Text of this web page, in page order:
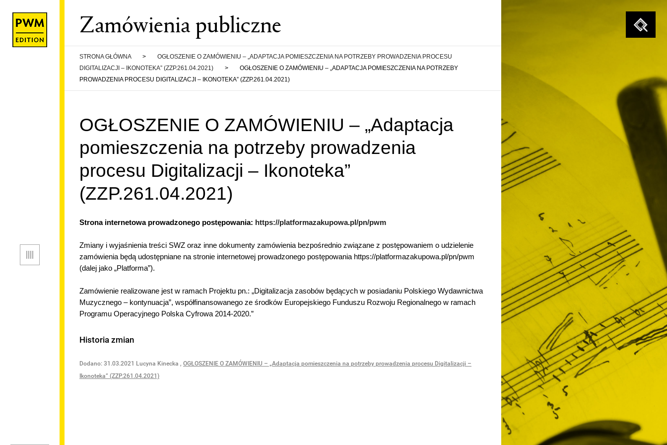
Menu
Szukaj
Zamówienia publiczne
STRONA GŁÓWNA >
OGŁOSZENIE O ZAMÓWIENIU – „ADAPTACJA POMIESZCZENIA NA POTRZEBY PROWADZENIA PROCESU
DIGITALIZACJI – IKONOTEKA” (ZZP.261.04.2021)
>
OGŁOSZENIE O ZAMÓWIENIU – „ADAPTACJA POMIESZCZENIA NA POTRZEBY
PROWADZENIA PROCESU DIGITALIZACJI – IKONOTEKA” (ZZP.261.04.2021)
OGŁOSZENIE O ZAMÓWIENIU – „Adaptacja
pomieszczenia na potrzeby prowadzenia
procesu Digitalizacji – Ikonoteka”
(ZZP.261.04.2021)
Strona internetowa prowadzonego postępowania: https://platformazakupowa.pl/pn/pwm
Zmiany i wyjaśnienia treści SWZ oraz inne dokumenty zamówienia bezpośrednio związane z postępowaniem o udzielenie
zamówienia będą udostępniane na stronie internetowej prowadzonego postępowania https://platformazakupowa.pl/pn/pwm
(dalej jako „Platforma”).
Zamówienie realizowane jest w ramach Projektu pn.: „Digitalizacja zasobów będących w posiadaniu Polskiego Wydawnictwa
Muzycznego – kontynuacja”, współfinansowanego ze środków Europejskiego Funduszu Rozwoju Regionalnego w ramach
Programu Operacyjnego Polska Cyfrowa 2014-2020.”
Historia zmian
Dodano: 31.03.2021 Lucyna Kinecka , OGŁOSZENIE O ZAMÓWIENIU – „Adaptacja pomieszczenia na potrzeby prowadzenia procesu Digitalizacji –
Ikonoteka” (ZZP.261.04.2021)